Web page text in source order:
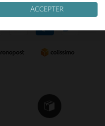
CONFIANCE
ACCEPTER